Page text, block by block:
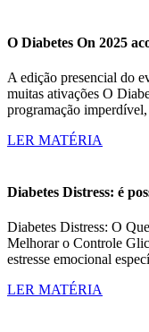
O Diabetes On 2025
A edição presencial do
muitas ativações O
programação
LER MATÉRIA
Diabetes Distress: é
Diabetes Distress: O
Melhorar o Controle
estresse emocional
LER MATÉRIA